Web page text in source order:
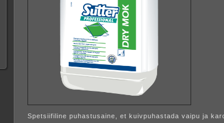
Spetsiifiline puhastusaine, et kuivpuhastada vaipu ja